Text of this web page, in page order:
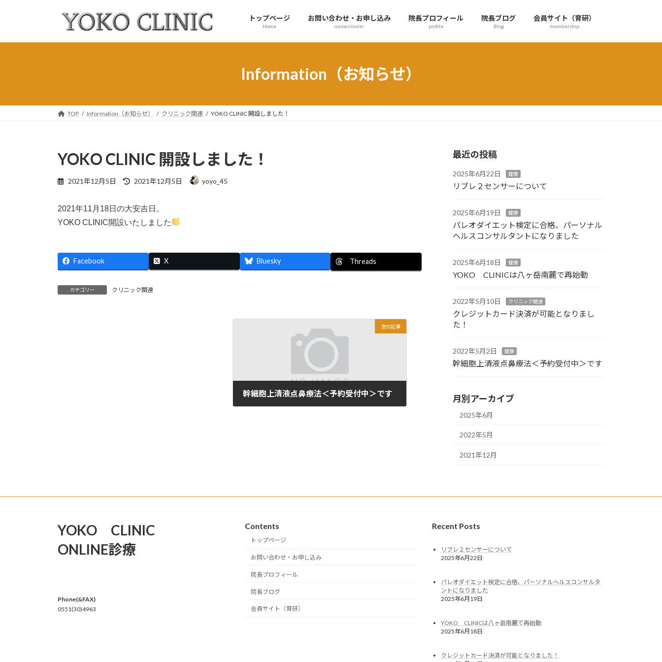
ン
ー
トップページ
Home
お問い合わせ・お申し込み
contact/order
院長プロフィール
profile
院長ブログ
Blog
会員サイト（育研）
membership
Information（お知らせ）
TOP Information（お知らせ） クリニック関連 YOKO CLINIC 開設しました！
YOKO CLINIC 開設しました！
2021年12月5日
最
新
日
時
2021年12月5日 yoyo_45
2021年11月18日の大安吉日。
YOKO CLINIC開設いたしました
Facebook X Bluesky Threads
カテゴリー クリニック関連
次の記事
幹細胞上清液点鼻療法＜予約受付中＞です
最近の投稿
2025年6月22日 健康
リブレ２センサーについて
2025年6月19日 健康
パレオダイエット検定に合格、パーソナル
ヘルスコンサルタントになりました
2025年6月18日 健康
YOKO CLINICは八ヶ岳南麓で再始動
2022年5月10日 クリニック関連
クレジットカード決済が可能となりまし
た！
2022年5月2日 健康
幹細胞上清液点鼻療法＜予約受付中＞です
月別アーカイブ
2025年6月
2022年5月
2021年12月
YOKO CLINIC
ONLINE診療
Phone(&FAX)
0551(30)4963
Contents
トップページ
お問い合わせ・お申し込み
院長プロフィール
院長ブログ
会員サイト（育研）
Recent Posts
リブレ２センサーについて
2025年6月22日
パレオダイエット検定に合格、パーソナルヘルスコンサルタ
ントになりました
2025年6月19日
YOKO CLINICは八ヶ岳南麓で再始動
2025年6月18日
クレジットカード決済が可能となりました！